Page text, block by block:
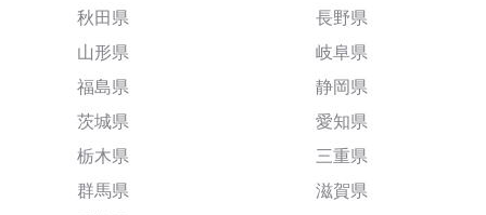
秋田県
山形県
福島県
茨城県
栃木県
群馬県
長野県
岐阜県
静岡県
愛知県
三重県
滋賀県